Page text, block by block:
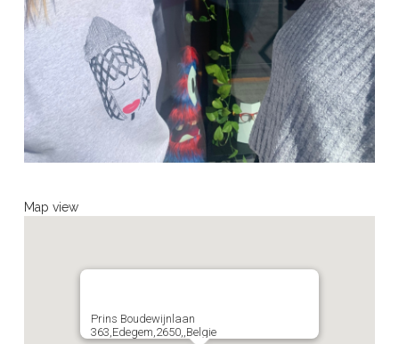
Map view
Prins Boudewijnlaan
363,Edegem,2650,,Belgie